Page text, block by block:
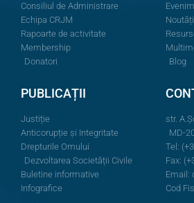
Consiliul de Administrare
Echipa CRJM
Rapoarte de activitate
Membership
Donatori
Noutăți
Blog
PUBLICAȚII
Justiție
Anticorupție și Integritate
Drepturile Omului
Dezvoltarea Societății Civile
Buletine informative
Infografice
str.
MD-
Tel:
Fax:
Email:
Cod